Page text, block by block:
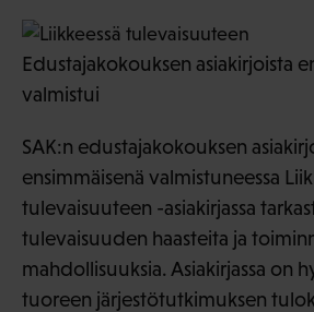
Edustajakokouksen asiakirjoista
valmistui
SAK:n edustajakokouksen
ensimmäisenä valmistuneessa
tulevaisuuteen -asiakirjassa
tulevaisuuden haasteita ja
mahdollisuuksia. Asiakirjassa on
tuoreen järjestötutkimuksen